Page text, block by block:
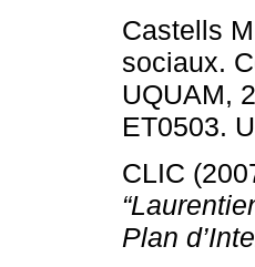
Castells
sociaux.
UQUAM,
ET0503.
CLIC
Plan